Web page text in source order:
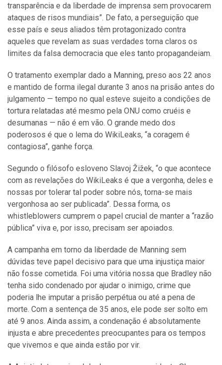
transparência e da liberdade de imprensa sem provocarem
ataques de risos mundiais”. De fato, a perseguição que
esse país e seus aliados têm protagonizado contra
aqueles que revelam as suas verdades torna claros os
limites da falsa democracia que eles tanto propagandeiam.
O tratamento exemplar dado a Manning, preso aos 22 anos
e mantido de forma ilegal durante 3 anos na prisão antes do
julgamento — tempo no qual esteve sujeito a condições de
tortura relatadas até mesmo pela ONU como cruéis e
desumanas — não é em vão. O grande medo dos
poderosos é que o lema do WikiLeaks, “a coragem é
contagiosa”, ganhe força.
Segundo o filósofo esloveno Slavoj Žižek, “o que acontece
com as revelações do WikiLeaks é que a vergonha, deles e
nossas por tolerar tal poder sobre nós, torna-se mais
vergonhosa ao ser publicada”. Dessa forma, os
whistleblowers cumprem o papel crucial de manter a “razão
pública” viva e, por isso, precisam ser apoiados.
A campanha em torno da liberdade de Manning sem
dúvidas teve papel decisivo para que uma injustiça maior
não fosse cometida. Foi uma vitória nossa que Bradley não
tenha sido condenado por ajudar o inimigo, crime que
poderia lhe imputar a prisão perpétua ou até a pena de
morte. Com a sentença de 35 anos, ele pode ser solto em
até 9 anos. Ainda assim, a condenação é absolutamente
injusta e abre precedentes preocupantes para os tempos
que vivemos e que ainda estão por vir.